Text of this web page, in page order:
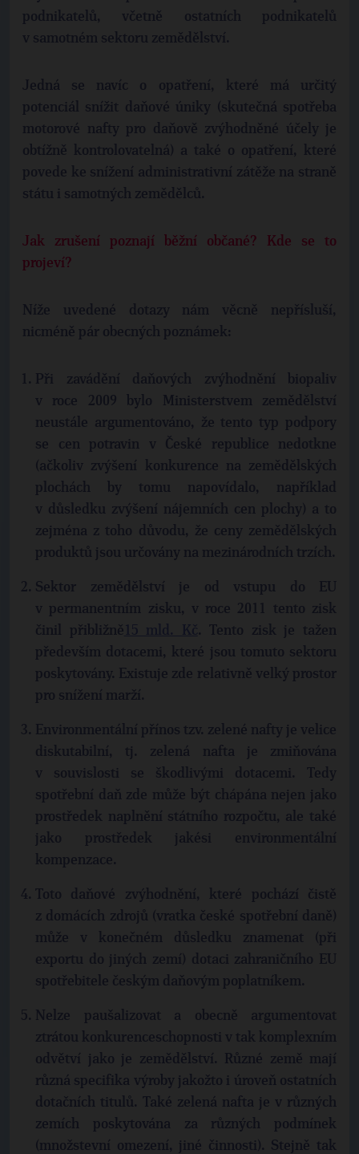
podnikatelů, včetně ostatních podnikatelů
v samotném sektoru zemědělství.
Jedná se navíc o opatření, které má určitý
potenciál snížit daňové úniky (skutečná spotřeba
motorové nafty pro daňově zvýhodněné účely je
obtížně kontrolovatelná) a také o opatření, které
povede ke snížení administrativní zátěže na straně
státu i samotných zemědělců.
Jak zrušení poznají běžní občané? Kde se to
projeví?
Níže uvedené dotazy nám věcně nepřísluší,
nicméně pár obecných poznámek:
Při zavádění daňových zvýhodnění biopaliv
v roce 2009 bylo Ministerstvem zemědělství
neustále argumentováno, že tento typ podpory
se cen potravin v České republice nedotkne
(ačkoliv zvýšení konkurence na zemědělských
plochách by tomu napovídalo, například
v důsledku zvýšení nájemních cen plochy) a to
zejména z toho důvodu, že ceny zemědělských
produktů jsou určovány na mezinárodních trzích.
Sektor zemědělství je od vstupu do EU
v permanentním zisku, v roce 2011 tento zisk
činil přibližně
. Tento zisk je tažen
především dotacemi, které jsou tomuto sektoru
poskytovány. Existuje zde relativně velký prostor
pro snížení marží.
Environmentální přínos tzv. zelené nafty je velice
diskutabilní, tj. zelená nafta je zmiňována
v souvislosti se škodlivými dotacemi. Tedy
spotřební daň zde může být chápána nejen jako
prostředek naplnění státního rozpočtu, ale také
jako prostředek jakési environmentální
kompenzace.
Toto daňové zvýhodnění, které pochází čistě
z domácích zdrojů (vratka české spotřební daně)
může v konečném důsledku znamenat (při
exportu do jiných zemí) dotaci zahraničního EU
spotřebitele českým daňovým poplatníkem.
Nelze paušalizovat a obecně argumentovat
ztrátou konkurenceschopnosti v tak komplexním
odvětví jako je zemědělství. Různé země mají
různá specifika výroby jakožto i úroveň ostatních
dotačních titulů. Také zelená nafta je v různých
zemích poskytována za různých podmínek
(množstevní omezení, jiné činnosti). Stejně tak